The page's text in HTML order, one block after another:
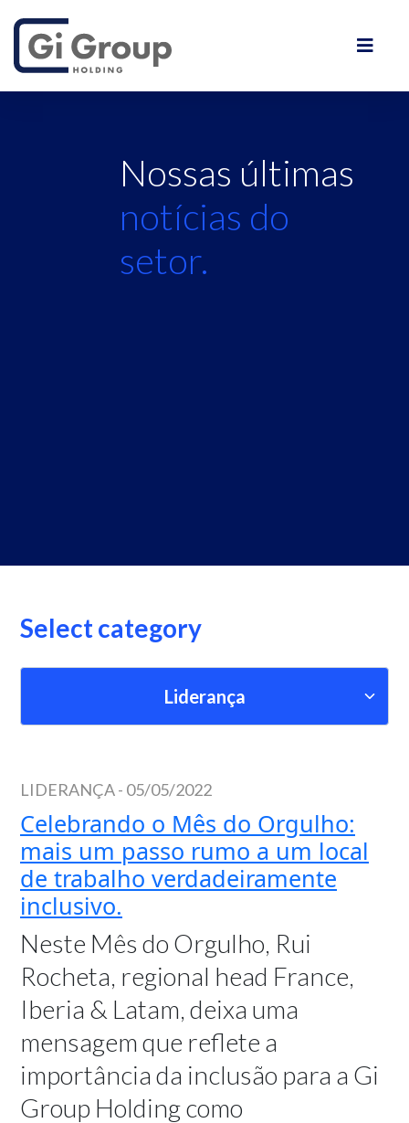
Nossas últimas
notícias do
setor.
Select category
Liderança
LIDERANÇA- 05/05/2022
Celebrando o Mês do Orgulho:
mais um passo rumo a um local
de trabalho verdadeiramente
inclusivo.
Neste Mês do Orgulho, Rui
Rocheta, regional head France,
Iberia & Latam, deixa uma
mensagem que reflete a
importância da inclusão para a Gi
Group Holding como